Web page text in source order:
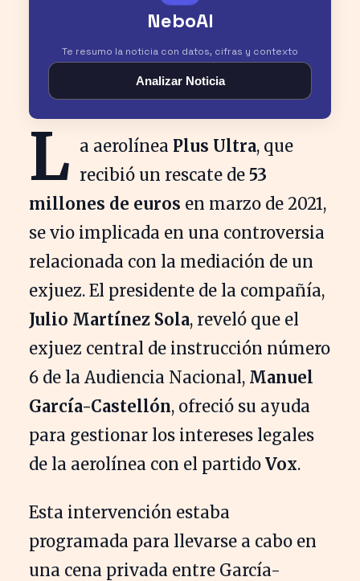
NeboAI
Te resumo la noticia con datos, cifras y contexto
Analizar Noticia
L a aerolínea Plus Ultra, que
recibió un rescate de 53
millones de euros en marzo de 2021,
se vio implicada en una controversia
relacionada con la mediación de un
exjuez. El presidente de la compañía,
Julio Martínez Sola, reveló que el
exjuez central de instrucción número
6 de la Audiencia Nacional, Manuel
García-Castellón, ofreció su ayuda
para gestionar los intereses legales
de la aerolínea con el partido Vox.
Esta intervención estaba
programada para llevarse a cabo en
una cena privada entre García-